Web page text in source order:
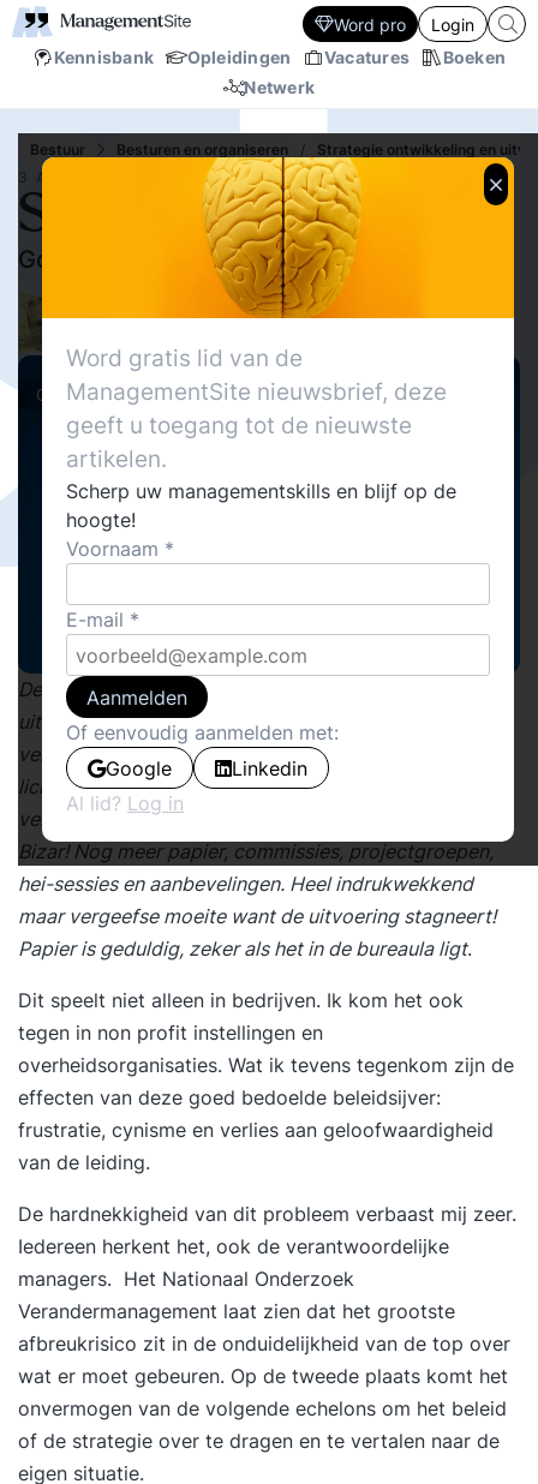
Kennisbank Opleidingen Vacatures
Boeken
Netwerk
Word pro Login
Bestuur Besturen en organiseren /
Strategie ontwikkeling en
3 AUG.‘09
Strategie en beleid
Goed bedoeld maar te veel en nog fout ook
Willem Mastenbroek
41213
6
Columns
De overdaad aan beleidsnotities, mooie woorden,
uitgebreide analyses en fraaie strategie-rapporten
verwondert mij. Overal wil men het beleid tegen het
licht te houden, verder ontwikkelen, bijstellen,
verduidelijken en aanpassen.
Bizar! Nog meer papier, commissies, projectgroepen,
hei-sessies en aanbevelingen. Heel indrukwekkend
maar vergeefse moeite want de uitvoering stagneert!
Papier is geduldig, zeker als het in de bureaula ligt.
Dit speelt niet alleen in bedrijven. Ik kom het ook
tegen in non profit instellingen en
overheidsorganisaties. Wat ik tevens tegenkom zijn de
effecten van deze goed bedoelde beleidsijver:
frustratie, cynisme en verlies aan geloofwaardigheid
van de leiding.
De hardnekkigheid van dit probleem verbaast mij zeer.
Iedereen herkent het, ook de verantwoordelijke
managers. Het Nationaal Onderzoek
Verandermanagement laat zien dat het grootste
afbreukrisico zit in de onduidelijkheid van de top over
wat er moet gebeuren. Op de tweede plaats komt het
onvermogen van de volgende echelons om het beleid
of de strategie over te dragen en te vertalen naar de
eigen situatie.
Word gratis lid van de
ManagementSite nieuwsbrief, deze
geeft u toegang tot de nieuwste
artikelen.
Scherp uw managementskills en blijf op de
hoogte!
Voornaam
E-mail
Aanmelden
Of eenvoudig aanmelden met:
Google
Linkedin
Al lid? Log in